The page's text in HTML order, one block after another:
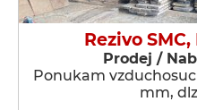
Rezivo SMC,
Prodej /
Ponukam
mm,